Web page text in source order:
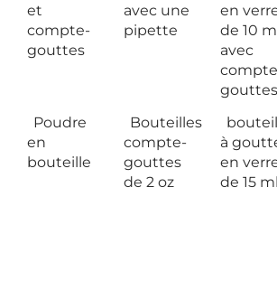
et
compte-
gouttes
avec une
pipette
en
de 10
avec
gouttes
Poudre
en
bouteille
Bouteilles
compte-
gouttes
de 2 oz
à
en
de 15 ml